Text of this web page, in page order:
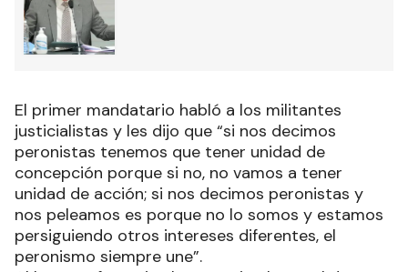
El primer mandatario habló a los militantes
justicialistas y les dijo que “si nos decimos
peronistas tenemos que tener unidad de
concepción porque si no, no vamos a tener
unidad de acción; si nos decimos peronistas y
nos peleamos es porque no lo somos y estamos
persiguiendo otros intereses diferentes, el
peronismo siempre une”.